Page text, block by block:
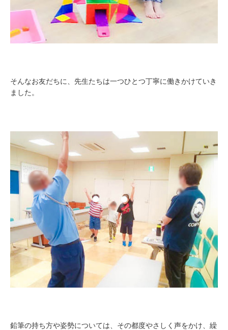
そんなお友だちに、先生たちは一つひとつ丁寧に働きかけていき
ました。
鉛筆の持ち方や姿勢については、その都度やさしく声をかけ、繰